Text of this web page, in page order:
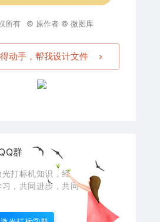
所有 © 原作者 © 微图库
动手，帮我设计文件
群
打标机知识，经
，共同进步，共同